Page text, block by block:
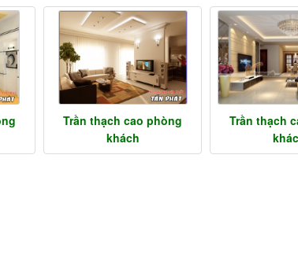
Trần thạch cao phòng
khách
Trần thạch